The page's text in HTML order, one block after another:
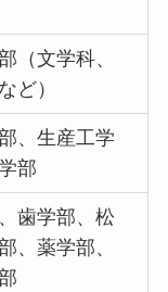
（文学科、
ど）
、生産工学
部
歯学部、松
、薬学部、